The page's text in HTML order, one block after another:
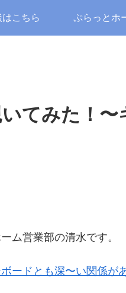
こちら ぷらっとホ
てみた！〜
ム営業部の清水です。
ードとも深〜い関係が